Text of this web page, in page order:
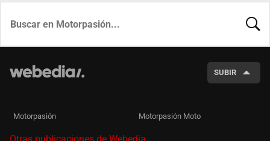
SUBIR
Motorpasión Motorpasión Moto